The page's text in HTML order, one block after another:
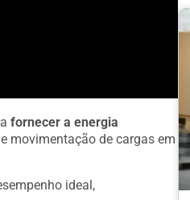
fornecer a energia
movimentação de cargas em
ideal,